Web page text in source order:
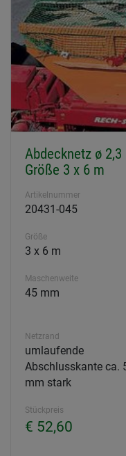
Abdecknetz ø
Größe 3 x 6 m
Artikelnummer
20431-045
Größe
3 x 6 m
Maschenweite
45 mm
Netzrand
umlaufende
Abschlusskante ca.
mm stark
Stückpreis
€ 52,60